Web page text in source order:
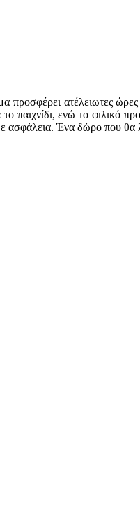
προσφέρει ατέλειωτες
παιχνίδι, ενώ το φιλικό
με ασφάλεια. Ένα δώρο που